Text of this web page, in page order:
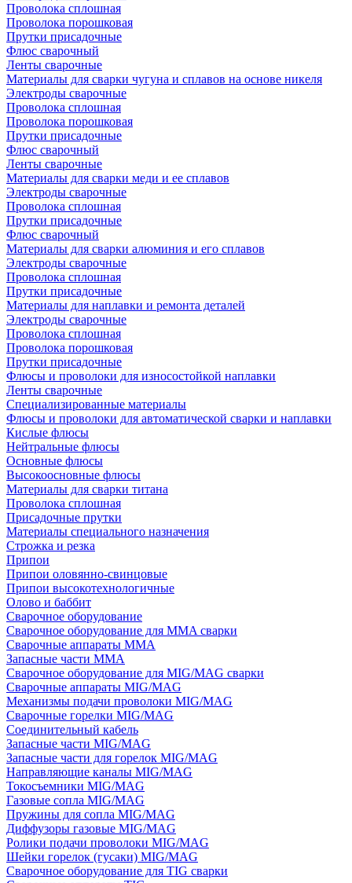
Проволока сплошная
Проволока порошковая
Прутки присадочные
Флюс сварочный
Ленты сварочные
Материалы для сварки чугуна и сплавов на основе никеля
Электроды сварочные
Проволока сплошная
Проволока порошковая
Прутки присадочные
Флюс сварочный
Ленты сварочные
Материалы для сварки меди и ее сплавов
Электроды сварочные
Проволока сплошная
Прутки присадочные
Флюс сварочный
Материалы для сварки алюминия и его сплавов
Электроды сварочные
Проволока сплошная
Прутки присадочные
Материалы для наплавки и ремонта деталей
Электроды сварочные
Проволока сплошная
Проволока порошковая
Прутки присадочные
Флюсы и проволоки для износостойкой наплавки
Ленты сварочные
Специализированные материалы
Флюсы и проволоки для автоматической сварки и наплавки
Кислые флюсы
Нейтральные флюсы
Основные флюсы
Высокоосновные флюсы
Материалы для сварки титана
Проволока сплошная
Присадочные прутки
Материалы специального назначения
Строжка и резка
Припои
Припои оловянно-свинцовые
Припои высокотехнологичные
Олово и баббит
Сварочное оборудование
Сварочное оборудование для MMA сварки
Сварочные аппараты MMA
Запасные части MMA
Сварочное оборудование для MIG/MAG сварки
Сварочные аппараты MIG/MAG
Механизмы подачи проволоки MIG/MAG
Сварочные горелки MIG/MAG
Соединительный кабель
Запасные части MIG/MAG
Запасные части для горелок MIG/MAG
Направляющие каналы MIG/MAG
Токосъемники MIG/MAG
Газовые сопла MIG/MAG
Пружины для сопла MIG/MAG
Диффузоры газовые MIG/MAG
Ролики подачи проволоки MIG/MAG
Шейки горелок (гусаки) MIG/MAG
Сварочное оборудование для TIG сварки